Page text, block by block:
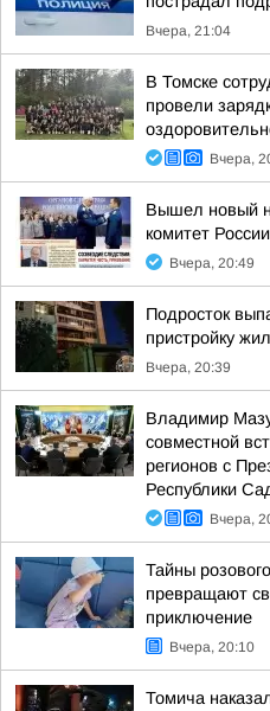
Вчера, 21:04
В Томске
провели
Вчера,
Вышел новый
комитет
Вчера, 20:49
Подросток
пристройку
Вчера, 20:39
Владимир
совместной
регионов с
Республики
Вчера,
Тайны
превращают
приключение
Вчера, 20:10
Томича